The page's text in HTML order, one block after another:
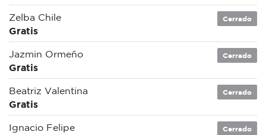
Zelba Chile
Gratis
Cerrado
Jazmin Ormeño
Gratis
Cerrado
Beatriz Valentina
Gratis
Cerrado
Ignacio Felipe
Cerrado